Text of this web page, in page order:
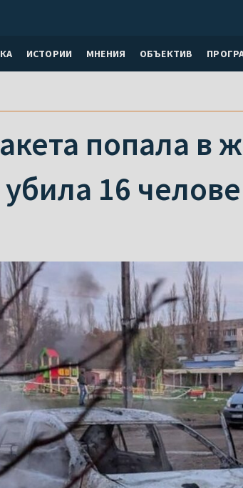
ИСТОРИИ МНЕНИЯ ОБЪЕКТИВ
попала в
16